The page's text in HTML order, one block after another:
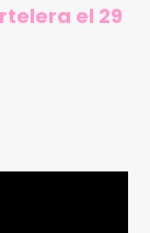
el 29